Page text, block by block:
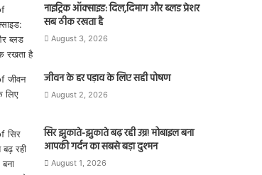
नाइट्रिक ऑक्साइड: दिल,दिमाग और ब्लड प्रेशर
सब ठीक रखता है
August 3, 2026
जीवन के हर पड़ाव के लिए सही पोषण
August 2, 2026
सिर झुकाते-झुकाते बढ़ रही उम्र! मोबाइल बना
आपकी गर्दन का सबसे बड़ा दुश्मन
August 1, 2026